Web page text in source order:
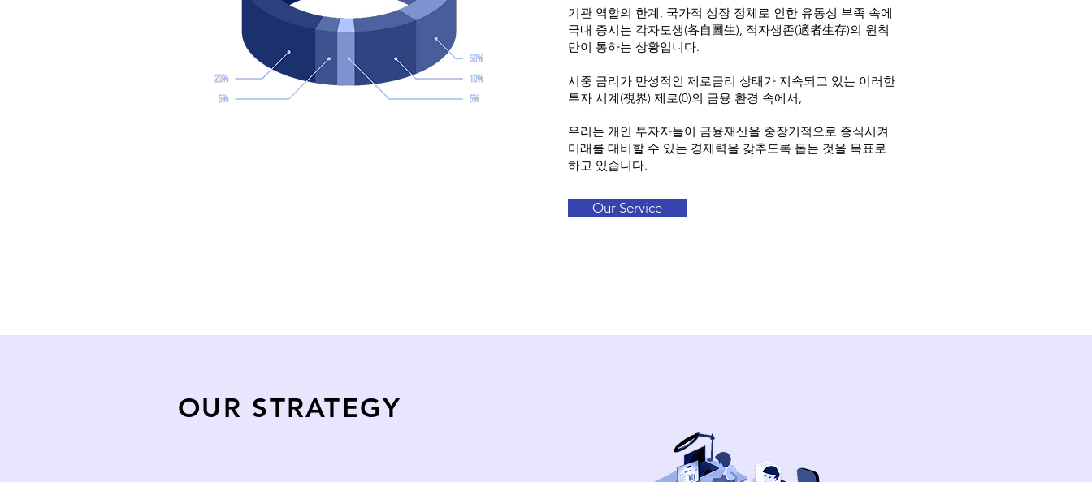
기관 역할의 한계, 국가적 성장 정체로 인한 유동성 부족 속에
국내 증시는 각자도생(各自圖生), 적자생존(適者生存)의 원칙
만이 통하는 상황입니다.
시중 금리가 만성적인 제로금리 상태가 지속되고 있는 이러한
투자 시계(視界) 제로(0)의 금융 환경 속에서,
우리는 개인 투자자들이 금융재산을 중장기적으로 증식시켜
미래를 대비할 수 있는 경제력을 갖추도록 돕는 것을 목표로
하고 있습니다.
Our Service
OUR STRATEGY